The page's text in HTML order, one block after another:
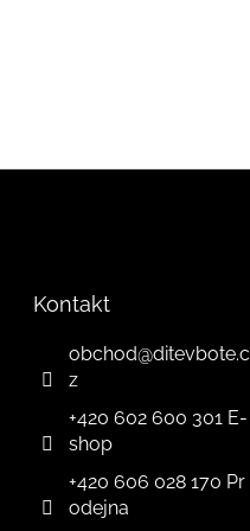
Kontakt
obchod@ditevbote.c
z
+420 602 600 301 E-
shop
+420 606 028 170 Pr
odejna